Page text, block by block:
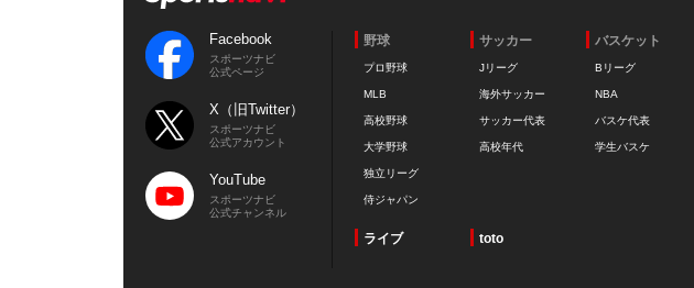
Facebook
スポーツナビ
公式ページ
X（旧Twitter）
スポーツナビ
公式アカウント
YouTube
スポーツナビ
公式チャンネル
野球
プロ野球
MLB
高校野球
大学野球
独立リーグ
侍ジャパン
サッカー
Jリーグ
海外サッカー
サッカー代表
高校年代
バスケット
Bリーグ
NBA
バスケ代表
学生バスケ
ライブ toto